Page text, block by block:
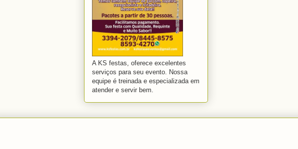
A KS festas, oferece excelentes
serviços para seu evento. Nossa
equipe é treinada e especializada em
atender e servir bem.